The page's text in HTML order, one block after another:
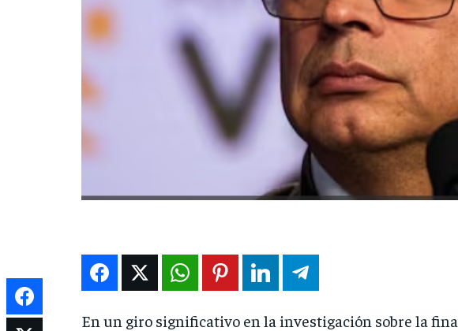
En un giro significativo en la investigación sobre la